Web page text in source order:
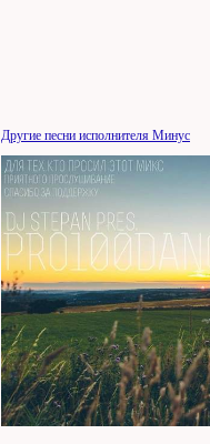
Другие песни исполнителя Минус